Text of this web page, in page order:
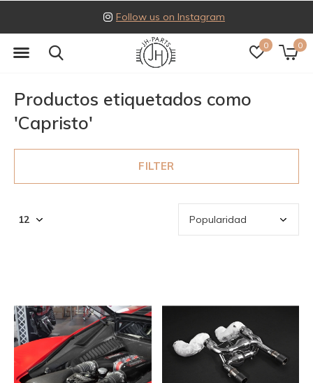
0 0
Follow us on Instagram
Productos etiquetados como
'Capristo'
FILTER